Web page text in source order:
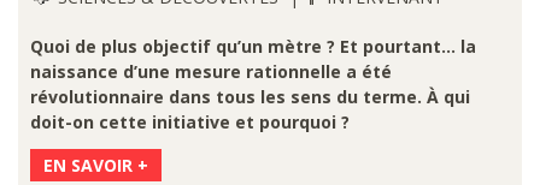
Quoi de plus objectif qu’un mètre ? Et pourtant… la
naissance d’une mesure rationnelle a été
révolutionnaire dans tous les sens du terme. À qui
doit-on cette initiative et pourquoi ?
EN SAVOIR +